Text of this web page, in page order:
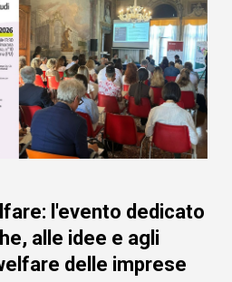
l'evento dedicato
alle idee e agli
delle imprese